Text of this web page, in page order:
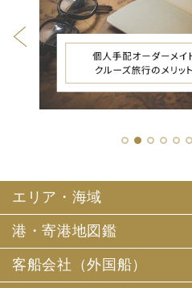
1 2 3 4 5 6
エリア・海域
港・寄港地図鑑
客船会社（外国船）